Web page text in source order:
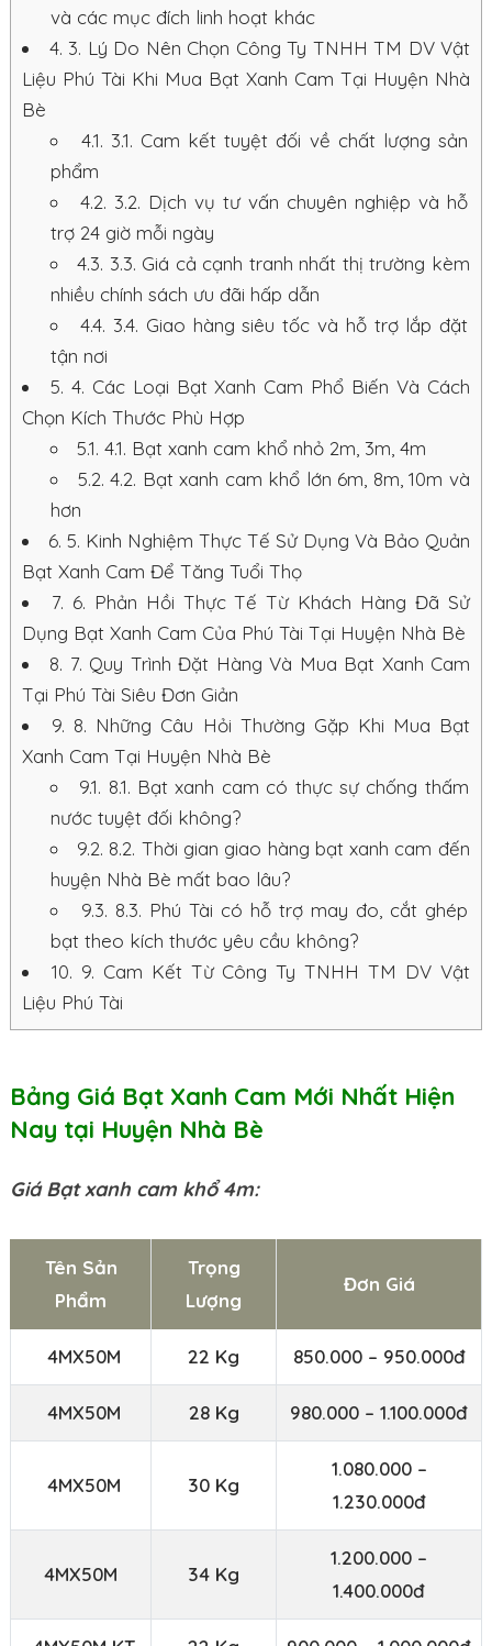
và các mục đích linh hoạt khác
4. 3. Lý Do Nên Chọn Công Ty TNHH TM DV Vật
Liệu Phú Tài Khi Mua Bạt Xanh Cam Tại Huyện Nhà
Bè
4.1. 3.1. Cam kết tuyệt đối về chất lượng sản
phẩm
4.2. 3.2. Dịch vụ tư vấn chuyên nghiệp và hỗ
trợ 24 giờ mỗi ngày
4.3. 3.3. Giá cả cạnh tranh nhất thị trường kèm
nhiều chính sách ưu đãi hấp dẫn
4.4. 3.4. Giao hàng siêu tốc và hỗ trợ lắp đặt
tận nơi
5. 4. Các Loại Bạt Xanh Cam Phổ Biến Và Cách
Chọn Kích Thước Phù Hợp
5.1. 4.1. Bạt xanh cam khổ nhỏ 2m, 3m, 4m
5.2. 4.2. Bạt xanh cam khổ lớn 6m, 8m, 10m và
hơn
6. 5. Kinh Nghiệm Thực Tế Sử Dụng Và Bảo Quản
Bạt Xanh Cam Để Tăng Tuổi Thọ
7. 6. Phản Hồi Thực Tế Từ Khách Hàng Đã Sử
Dụng Bạt Xanh Cam Của Phú Tài Tại Huyện Nhà Bè
8. 7. Quy Trình Đặt Hàng Và Mua Bạt Xanh Cam
Tại Phú Tài Siêu Đơn Giản
9. 8. Những Câu Hỏi Thường Gặp Khi Mua Bạt
Xanh Cam Tại Huyện Nhà Bè
9.1. 8.1. Bạt xanh cam có thực sự chống thấm
nước tuyệt đối không?
9.2. 8.2. Thời gian giao hàng bạt xanh cam đến
huyện Nhà Bè mất bao lâu?
9.3. 8.3. Phú Tài có hỗ trợ may đo, cắt ghép
bạt theo kích thước yêu cầu không?
10. 9. Cam Kết Từ Công Ty TNHH TM DV Vật
Liệu Phú Tài
Bảng Giá Bạt Xanh Cam Mới Nhất Hiện
Nay tại Huyện Nhà Bè
Giá Bạt xanh cam khổ 4m:
Tên Sản
Phẩm
Trọng
Lượng
Đơn Giá
4MX50M 22 Kg 850.000 – 950.000đ
4MX50M 28 Kg 980.000 – 1.100.000đ
4MX50M 30 Kg
1.080.000 –
1.230.000đ
4MX50M 34 Kg
1.200.000 –
1.400.000đ